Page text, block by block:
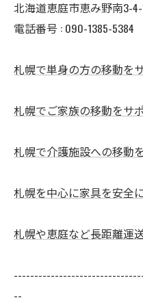
北海道恵庭市恵み野南3-4-
電話番号 : 090-1385-5384
札幌で単身の方の移動を
札幌でご家族の移動をサ
札幌で介護施設への移動
札幌を中心に家具を安全
札幌や恵庭など長距離運
--